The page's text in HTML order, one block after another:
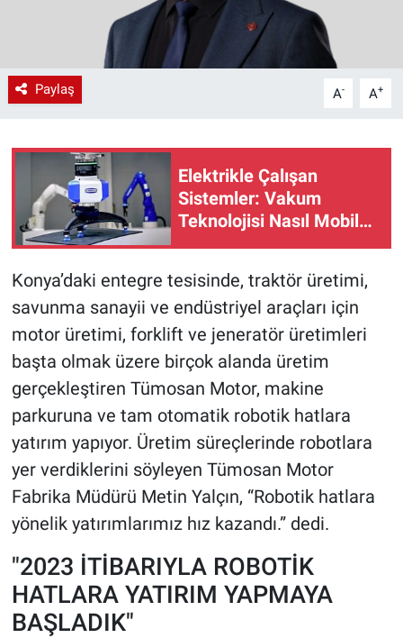
Paylaş A- A+
Elektrikle Çalışan
Sistemler: Vakum
Teknolojisi Nasıl Mobil
Hale Geliyor?
Konya’daki entegre tesisinde, traktör üretimi,
savunma sanayii ve endüstriyel araçları için
motor üretimi, forklift ve jeneratör üretimleri
başta olmak üzere birçok alanda üretim
gerçekleştiren Tümosan Motor, makine
parkuruna ve tam otomatik robotik hatlara
yatırım yapıyor. Üretim süreçlerinde robotlara
yer verdiklerini söyleyen Tümosan Motor
Fabrika Müdürü Metin Yalçın, “Robotik hatlara
yönelik yatırımlarımız hız kazandı.” dedi.
"2023 İTİBARIYLA ROBOTİK
HATLARA YATIRIM YAPMAYA
BAŞLADIK"